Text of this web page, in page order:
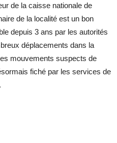
de la caisse nationale de
de la localité est un bon
depuis 3 ans par les autorités
déplacements dans la
mouvements suspects de
fiché par les services de